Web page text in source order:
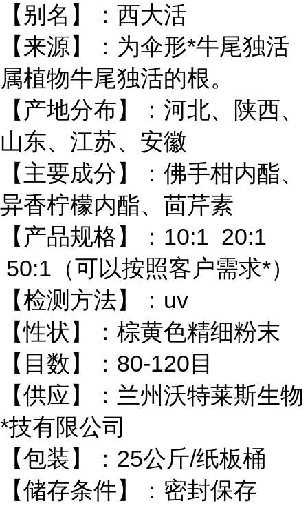
【别名】：西大活
【来源】：为伞形*牛尾独活
属植物牛尾独活的根。
【产地分布】：河北、陕西、
山东、江苏、安徽
【主要成分】：佛手柑内酯、
异香柠檬内酯、茴芹素
【产品规格】：10:1 20:1
50:1（可以按照客户需求*）
【检测方法】：uv
【性状】：棕黄色精细粉末
【目数】：80-120目
【供应】：兰州沃特莱斯生物
*技有限公司
【包装】：25公斤/纸板桶
【储存条件】：密封保存